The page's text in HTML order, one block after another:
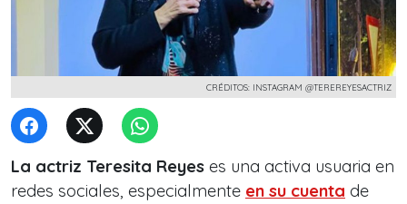
CRÉDITOS: INSTAGRAM @TEREREYESACTRIZ
La actriz Teresita Reyes es una activa usuaria en
redes sociales, especialmente en su cuenta de